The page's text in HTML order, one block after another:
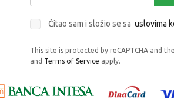
Čitao sam i složio se sa uslovima
This site is protected by reCAPTCHA and
and Terms of Service apply.